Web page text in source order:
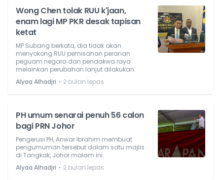
Wong Chen tolak RUU k'jaan,
enam lagi MP PKR desak tapisan
ketat
MP Subang berkata, dia tidak akan
menyokong RUU pemisahan peranan
peguam negara dan pendakwa raya
melainkan perubahan lanjut dilakukan.
Alyaa Alhadjri ⋅ 2 bulan lepas
PH umum senarai penuh 56 calon
bagi PRN Johor
Pengerusi PH, Anwar Ibrahim membuat
pengumuman tersebut dalam satu majlis
di Tangkak, Johor malam ini.
Alyaa Alhadjri ⋅ 2 bulan lepas